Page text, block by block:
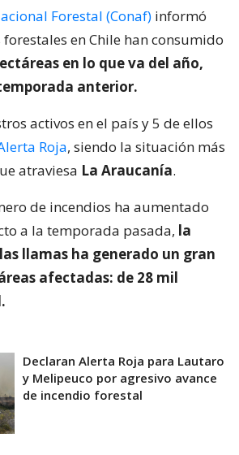
Forestal (Conaf) informó
en Chile han consumido
en lo que va del año,
anterior.
activos en el país y 5 de ellos
Roja, siendo la situación más
atraviesa La Araucanía.
de incendios ha aumentado
a la temporada pasada, la
llamas ha generado un gran
afectadas: de 28 mil
Declaran Alerta Roja para Lautaro
y Melipeuco por agresivo avance
de incendio forestal